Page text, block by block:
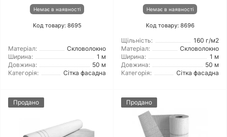
Немає в наявності
Код товару: 8695
Матеріал:
Скловолокно
Ширина:
1 м
Довжина:
50 м
Категорія:
Сітка фасадна
Немає в наявності
Код товару: 8696
Щільність:
160 г/м2
Матеріал:
Скловолокно
Ширина:
1 м
Довжина:
50 м
Категорія:
Сітка фасадна
Продано Продано